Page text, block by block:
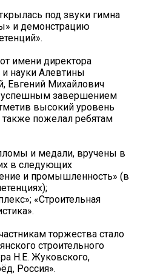
под звуки гимна
и демонстрацию
имени директора
и науки Алевтины
Евгений Михайлович
успешным завершением
высокий уровень
также пожелал ребятам
и медали, вручены в
в следующих
и промышленность» (в
«Строительная
торжества стало
строительного
Н.Е. Жуковского,
Россия».